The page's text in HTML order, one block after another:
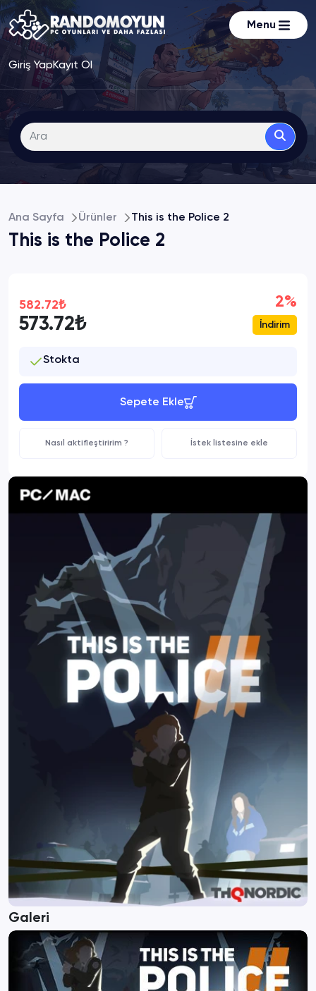
Menu
Giriş YapKayıt Ol
Ana Sayfa Ürünler This is the Police 2
This is the Police 2
Galeri
582.72₺
573.72₺
2%
İndirim
Stokta
Sepete Ekle
Nasıl aktifleştiririm ? İstek listesine ekle